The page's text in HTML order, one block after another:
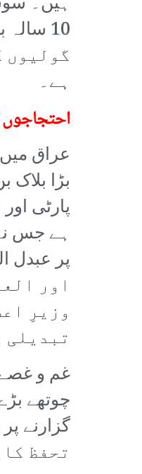
گولیوں
ہے۔
بڑا
پارٹی
ہے جس
اور
وزیرِ
تبدیلی
غم و غصے
تحفظ